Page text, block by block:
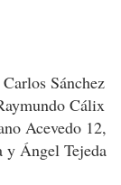
Sánchez
Cálix
Acevedo 12,
y Ángel Tejeda